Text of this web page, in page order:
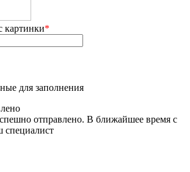
картинки*
для заполнения
отправлено. В ближайшее время с
специалист